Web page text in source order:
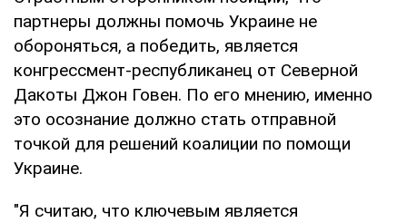
партнеры должны помочь Украине не
обороняться, а победить, является
конгрессмент-республиканец от Северной
Дакоты Джон Говен. По его мнению, именно
это осознание должно стать отправной
точкой для решений коалиции по помощи
Украине.
"Я считаю, что ключевым является